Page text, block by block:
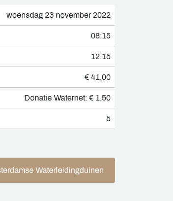
woensdag 23 november 2022
08:15
12:15
€ 41,00
Donatie Waternet: € 1,50
5
Waterleidingduinen